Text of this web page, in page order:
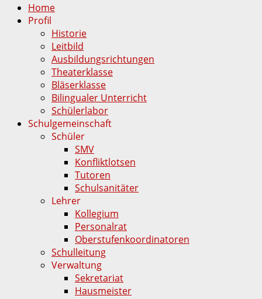
Home
Profil
Historie
Leitbild
Ausbildungsrichtungen
Theaterklasse
Bläserklasse
Bilingualer Unterricht
Schülerlabor
Schulgemeinschaft
Schüler
SMV
Konfliktlotsen
Tutoren
Schulsanitäter
Lehrer
Kollegium
Personalrat
Oberstufenkoordinatoren
Schulleitung
Verwaltung
Sekretariat
Hausmeister